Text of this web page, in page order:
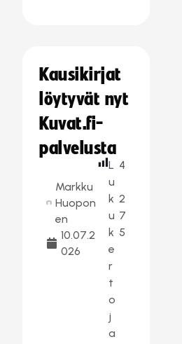
Kausikirjat
löytyvät nyt
Kuvat.fi-
palvelusta
Markku
Huopon
en
10.07.2
026
L
u
k
u
k
e
r
t
o
j
a
4
2
7
5